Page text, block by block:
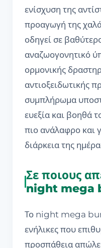
ενίσχυση της
προαγωγή της
οδηγεί σε
αναζωογονητικό
ορμονικής
αντιοξειδωτικής
συμπλήρωμα
ευεξία και βοηθά
πιο ανάλαφρο και
διάρκεια της
Σε ποιους
night mega
Το night mega
ενήλικες που
προσπάθεια